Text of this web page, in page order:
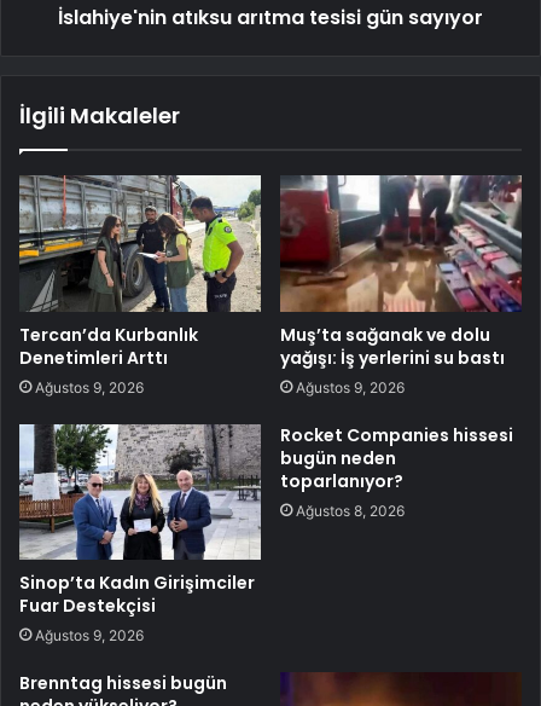
İslahiye'nin atıksu arıtma tesisi gün sayıyor
İlgili Makaleler
Tercan’da Kurbanlık
Denetimleri Arttı
Ağustos 9, 2026
Muş’ta sağanak ve dolu
yağışı: İş yerlerini su bastı
Ağustos 9, 2026
Sinop’ta Kadın Girişimciler
Fuar Destekçisi
Ağustos 9, 2026
Rocket Companies hissesi
bugün neden
toparlanıyor?
Ağustos 8, 2026
Brenntag hissesi bugün